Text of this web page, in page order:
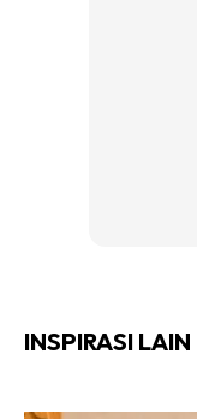
INSPIRASI LAIN